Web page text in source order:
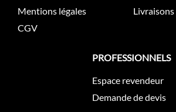
Mentions légales
CGV
PROFESSIONNELS
Espace revendeur
Demande de devis